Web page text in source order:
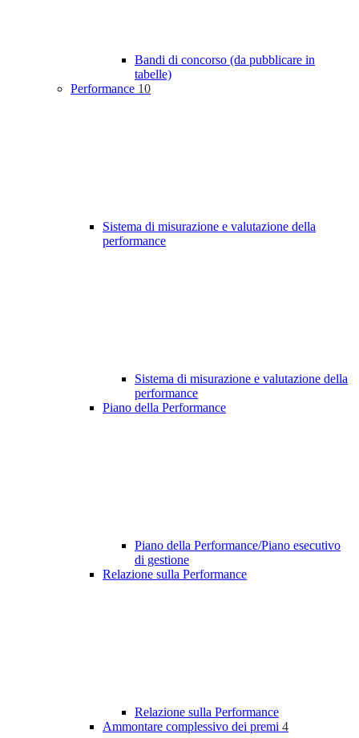
Bandi di concorso (da pubblicare in
tabelle)
Performance 10
Sistema di misurazione e valutazione della
performance
Sistema di misurazione e valutazione della
performance
Piano della Performance
Piano della Performance/Piano esecutivo
di gestione
Relazione sulla Performance
Relazione sulla Performance
Ammontare complessivo dei premi 4